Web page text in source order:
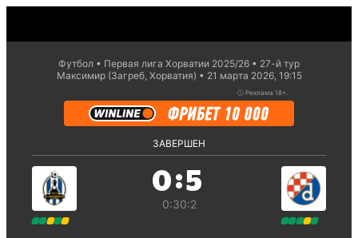
Футбол Первая лига Хорватии 2025/26
27-й тур
Максимир (Загреб, Хорватия)
21 марта 2026, 19:15
ⓘ Реклама 18+.
ЗАВЕРШЕН
0:5
0:30:2